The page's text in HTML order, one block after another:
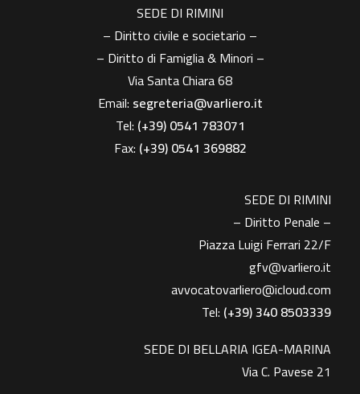
SEDE DI RIMINI
– Diritto civile e societario –
– Diritto di Famiglia & Minori –
Via Santa Chiara 68
Email: segreteria@varliero.it
Tel: (+39) 0541 783071
Fax: (+39)0541 369882
SEDE DI RIMINI
– Diritto Penale –
Piazza Luigi Ferrari 22/F
gfv@varliero.it
avvocatovarliero@icloud.com
Tel: (+39) 340 8503339
SEDE DI BELLARIA IGEA-MARINA
Via C. Pavese 21